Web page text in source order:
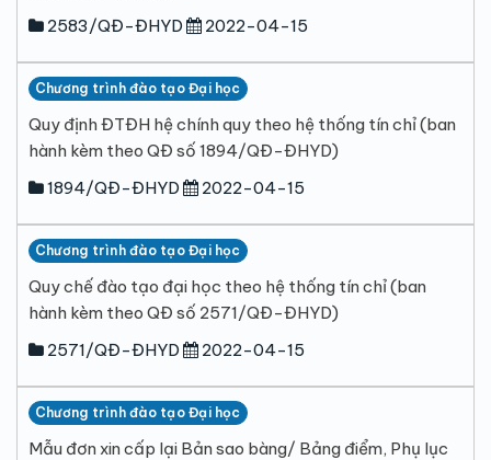
2583/QĐ-ĐHYD
2022-04-15
Chương trình đào tạo Đại học
Quy định ĐTĐH hệ chính quy theo hệ thống tín chỉ (ban
hành kèm theo QĐ số 1894/QĐ-ĐHYD)
1894/QĐ-ĐHYD
2022-04-15
Chương trình đào tạo Đại học
Quy chế đào tạo đại học theo hệ thống tín chỉ (ban
hành kèm theo QĐ số 2571/QĐ-ĐHYD)
2571/QĐ-ĐHYD
2022-04-15
Chương trình đào tạo Đại học
Mẫu đơn xin cấp lại Bản sao bàng/ Bảng điểm, Phụ lục